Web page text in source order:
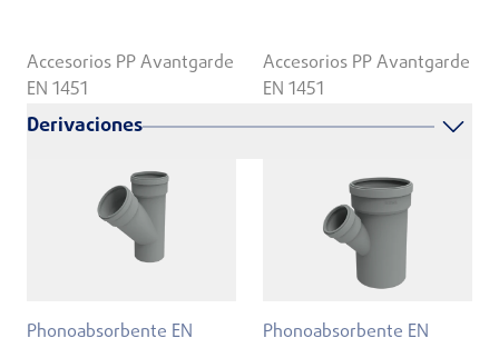
Accesorios PP Avantgarde
EN 1451
Accesorios PP Avantgarde
EN 1451
Derivaciones